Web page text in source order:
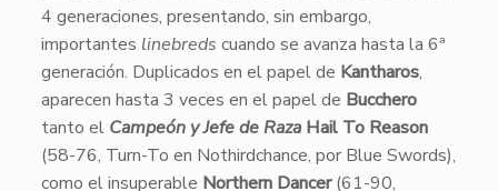
4 generaciones, presentando, sin embargo,
importantes linebreds cuando se avanza hasta la 6ª
generación. Duplicados en el papel de Kantharos,
aparecen hasta 3 veces en el papel de Bucchero
tanto el Campeón y Jefe de Raza Hail To Reason
(58-76, Turn-To en Nothirdchance, por Blue Swords),
como el insuperable Northern Dancer(61-90,